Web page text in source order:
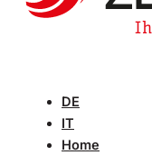
DE
IT
Home